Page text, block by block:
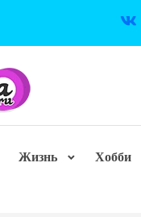
Жизнь Хобби